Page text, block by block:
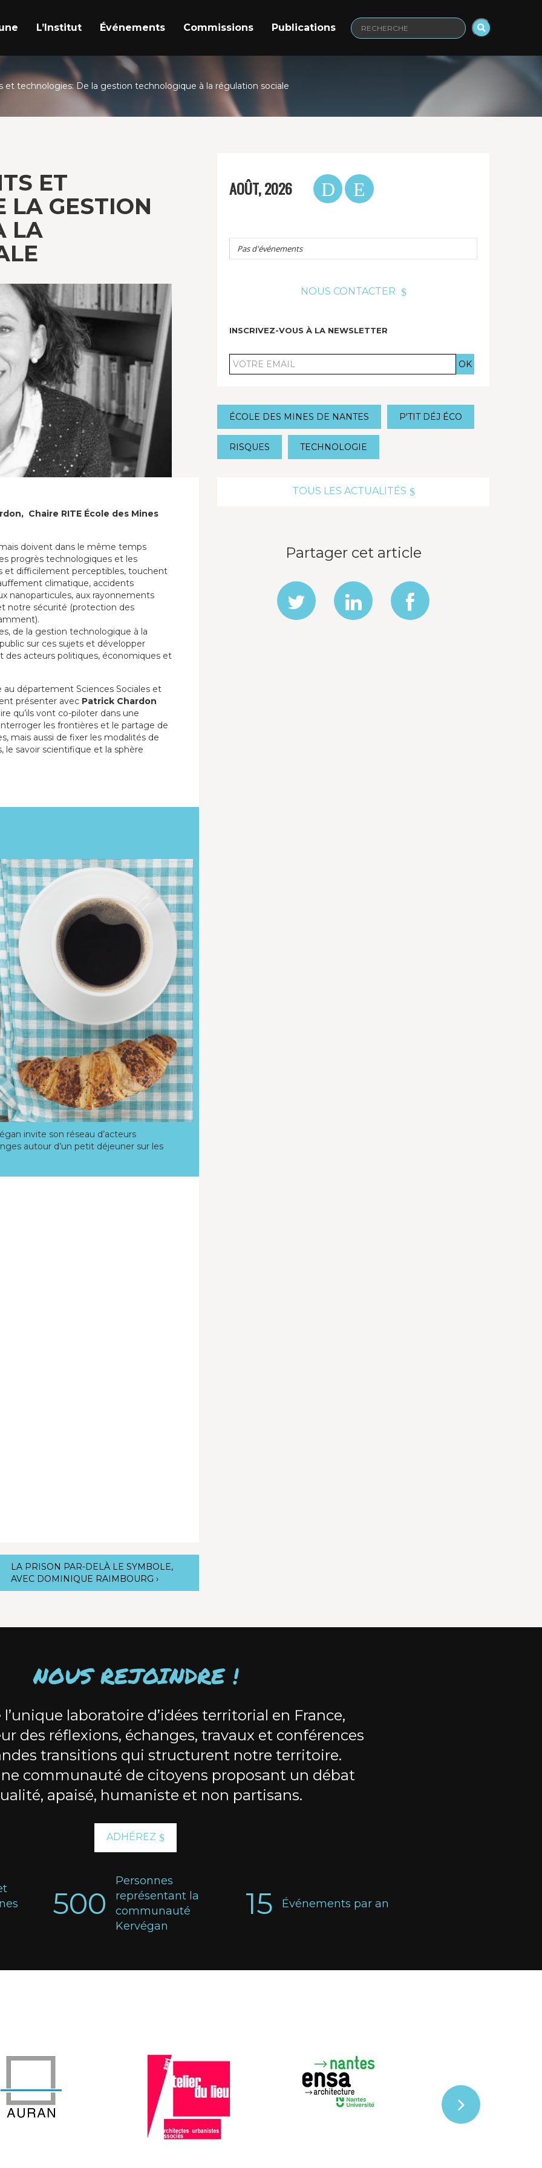
Recherche
L’Institut Événements Commissions Publications
et technologies: De la gestion technologique à la régulation sociale
ET
LA GESTION
LA
don, Chaire RITE École des Mines
doivent dans le même temps
progrès technologiques et les
et difficilement perceptibles, touchent
climatique, accidents
nanoparticules, aux rayonnements
notre sécurité (protection des
de la gestion technologique à la
sur ces sujets et développer
des acteurs politiques, économiques et
département Sciences Sociales et
présenter avec Patrick Chardon
qu’ils vont co-piloter dans une
les frontières et le partage de
mais aussi de fixer les modalités de
le savoir scientifique et la sphère
invite son réseau d’acteurs
autour d’un petit déjeuner sur les
LA PRISON PAR-DELÀ LE SYMBOLE,
AVEC DOMINIQUE RAIMBOURG ›
AOÛT, 2026
Pas d'événements
NOUS CONTACTER
INSCRIVEZ-VOUS À LA NEWSLETTER
VOTRE
EMAIL
ÉCOLE DES MINES DE NANTES P'TIT DÉJ ÉCO
RISQUES TECHNOLOGIE
TOUS LES ACTUALITÉS
Partager cet article
NOUS REJOINDRE !
laboratoire d’idées territorial en France,
des réflexions, échanges, travaux et conférences
transitions qui structurent notre territoire.
communauté de citoyens proposant un débat
apaisé, humaniste et non partisans.
ADHÉREZ
500
Personnes
représentant la
communauté
Kervégan
15 Événements par an